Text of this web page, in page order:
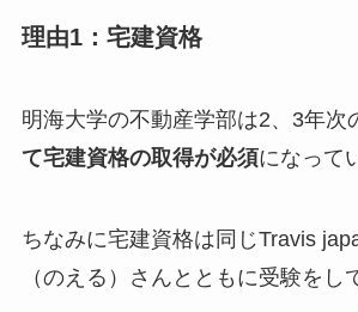
理由1：宅建資格
明海大学の不動産学部は2、3年次
て宅建資格の取得が必須になって
ちなみに宅建資格は同じTravis
（のえる）さんとともに受験をし